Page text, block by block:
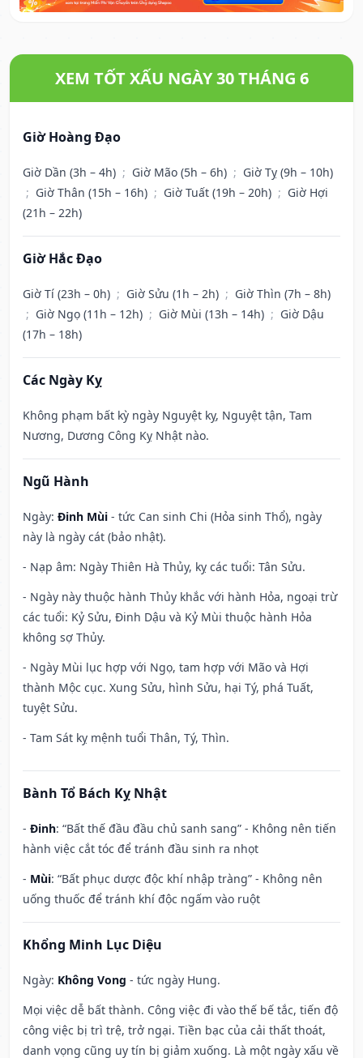
XEM TỐT XẤU NGÀY 30 THÁNG 6
Giờ Hoàng Đạo
Giờ Dần (3h – 4h) ; Giờ Mão (5h – 6h) ; Giờ Tỵ (9h – 10h)
; Giờ Thân (15h – 16h) ; Giờ Tuất (19h – 20h) ; Giờ Hợi
(21h – 22h)
Giờ Hắc Đạo
Giờ Tí (23h – 0h) ; Giờ Sửu (1h – 2h) ; Giờ Thìn (7h – 8h)
; Giờ Ngọ (11h – 12h) ; Giờ Mùi (13h – 14h) ; Giờ Dậu
(17h – 18h)
Các Ngày Kỵ
Không phạm bất kỳ ngày Nguyệt kỵ, Nguyệt tận, Tam
Nương, Dương Công Kỵ Nhật nào.
Ngũ Hành
Ngày: Đinh Mùi - tức Can sinh Chi (Hỏa sinh Thổ), ngày
này là ngày cát (bảo nhật).
- Nạp âm: Ngày Thiên Hà Thủy, kỵ các tuổi: Tân Sửu.
- Ngày này thuộc hành Thủy khắc với hành Hỏa, ngoại trừ
các tuổi: Kỷ Sửu, Đinh Dậu và Kỷ Mùi thuộc hành Hỏa
không sợ Thủy.
- Ngày Mùi lục hợp với Ngọ, tam hợp với Mão và Hợi
thành Mộc cục. Xung Sửu, hình Sửu, hại Tý, phá Tuất,
tuyệt Sửu.
- Tam Sát kỵ mệnh tuổi Thân, Tý, Thìn.
Bành Tổ Bách Kỵ Nhật
- Đinh: “Bất thế đầu đầu chủ sanh sang” - Không nên tiến
hành việc cắt tóc để tránh đầu sinh ra nhọt
- Mùi: “Bất phục dược độc khí nhập tràng” - Không nên
uống thuốc để tránh khí độc ngấm vào ruột
Khổng Minh Lục Diệu
Ngày: Không Vong - tức ngày Hung.
Mọi việc dễ bất thành. Công việc đi vào thế bế tắc, tiến độ
công việc bị trì trệ, trở ngại. Tiền bạc của cải thất thoát,
danh vọng cũng uy tín bị giảm xuống. Là một ngày xấu về